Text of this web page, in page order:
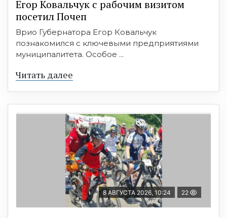
Егор Ковальчук с рабочим визитом
посетил Почеп
Врио Губернатора Егор Ковальчук
познакомился с ключевыми предприятиями
муниципалитета. Особое ...
Читать далее
8 АВГУСТА 2026, 10:24 22